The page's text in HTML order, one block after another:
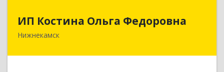
ИП Костина Ольга Федоровна
Нижнекамск